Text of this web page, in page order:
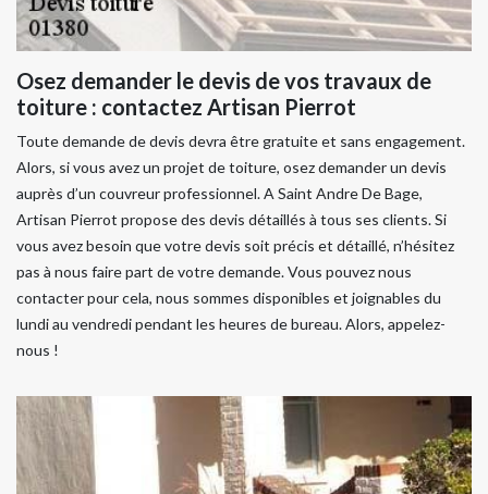
Osez demander le devis de vos travaux de
toiture : contactez Artisan Pierrot
Toute demande de devis devra être gratuite et sans engagement.
Alors, si vous avez un projet de toiture, osez demander un devis
auprès d’un couvreur professionnel. A Saint Andre De Bage,
Artisan Pierrot propose des devis détaillés à tous ses clients. Si
vous avez besoin que votre devis soit précis et détaillé, n’hésitez
pas à nous faire part de votre demande. Vous pouvez nous
contacter pour cela, nous sommes disponibles et joignables du
lundi au vendredi pendant les heures de bureau. Alors, appelez-
nous !